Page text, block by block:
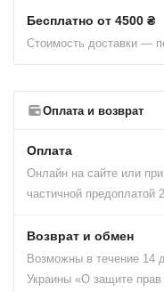
Бесплатно от 4500 ₴
Стоимость доставки —
Оплата и возврат
Оплата
Онлайн на сайте или
частичной предоплатой
Возврат и обмен
Возможны в течение 14
Украины «О защите прав